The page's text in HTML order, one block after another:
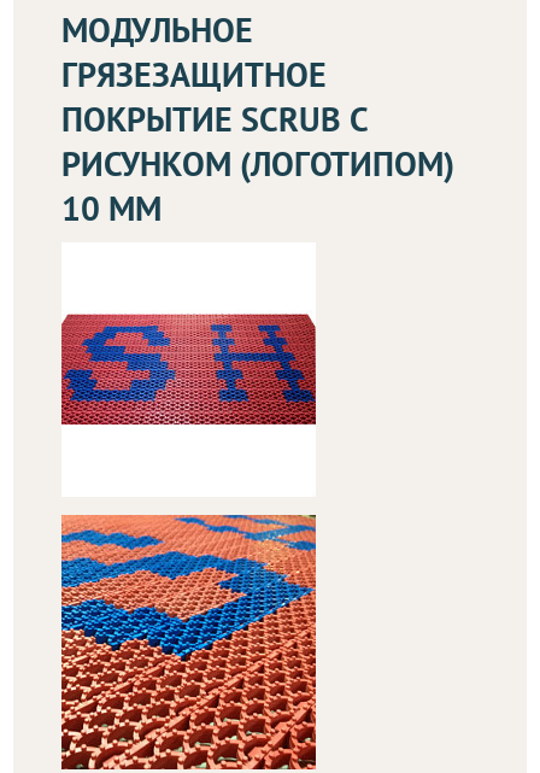
МОДУЛЬНОЕ
ГРЯЗЕЗАЩИТНОЕ
ПОКРЫТИЕ SCRUB C
РИСУНКОМ (ЛОГОТИПОМ)
10 ММ